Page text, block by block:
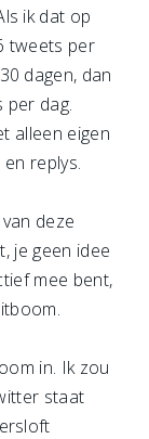
ik dat op
tweets per
dagen, dan
per dag.
alleen eigen
replys.
deze
je geen idee
mee bent,
in. Ik zou
staat